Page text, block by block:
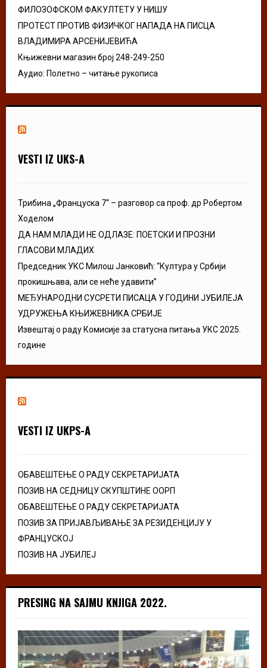
ФИЛОЗОФСКОМ ФАКУЛТЕТУ У НИШУ
ПРОТЕСТ ПРОТИВ ФИЗИЧКОГ НАПАДА НА ПИСЦА
ВЛАДИМИРА АРСЕНИЈЕВИЋА
Књижевни магазин број 248-249-250
Аудио: Полетно – читање рукописа
VESTI IZ UKS-A
Трибина „Француска 7“ – разговор са проф. др Робертом
Ходелом
ДА НАМ МЛАДИ НЕ ОДЛАЗЕ: ПОЕТСКИ И ПРОЗНИ
ГЛАСОВИ МЛАДИХ
Председник УКС Милош Јанковић: “Култура у Србији
прокишњава, али се неће удавити”
МЕЂУНАРОДНИ СУСРЕТИ ПИСАЦА У ГОДИНИ ЈУБИЛЕЈА
УДРУЖЕЊА КЊИЖЕВНИКА СРБИЈЕ
Извештај о раду Комисије за статусна питања УКС 2025.
године
VESTI IZ UKPS-A
ОБАВЕШТЕЊЕ О РАДУ СЕКРЕТАРИЈАТА
ПОЗИВ НА СЕДНИЦУ СКУПШТИНЕ ООРП
ОБАВЕШТЕЊЕ О РАДУ СЕКРЕТАРИЈАТА
ПОЗИВ ЗА ПРИЈАВЉИВАЊЕ ЗА РЕЗИДЕНЦИЈУ У
ФРАНЦУСКОЈ
ПОЗИВ НА ЈУБИЛЕЈ
PRESING NA SAJMU KNJIGA 2022.